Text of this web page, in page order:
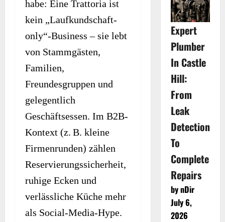
habe: Eine Trattoria ist
kein „Laufkundschaft-
only“-Business – sie lebt
von Stammgästen,
Familien,
Freundesgruppen und
gelegentlich
Geschäftsessen. Im B2B-
Kontext (z. B. kleine
Firmenrunden) zählen
Reservierungssicherheit,
ruhige Ecken und
verlässliche Küche mehr
als Social-Media-Hype.
Expert
Plumber
In Castle
Hill:
From
Leak
Detection
To
Complete
Repairs
by nDir
July 6,
2026